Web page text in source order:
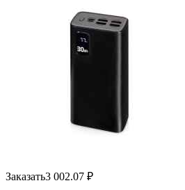
Заказать3 002.07 ₽